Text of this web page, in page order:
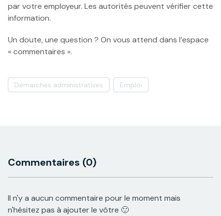
par votre employeur. Les autorités peuvent vérifier cette
information.
Un doute, une question ? On vous attend dans l’espace
« commentaires ».
Démarches administratives Emploi
Commentaires (0)
Il n'y a aucun commentaire pour le moment mais
n'hésitez pas à ajouter le vôtre 🙂